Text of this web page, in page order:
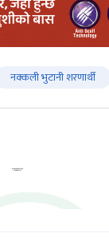
नक्कली भुटानी शरणार्थी